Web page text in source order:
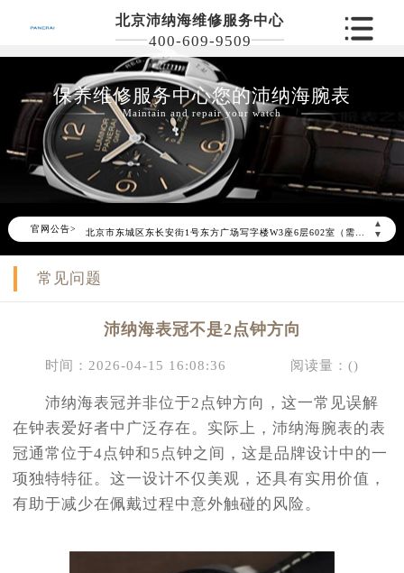
北京沛纳海维修服务中心
400-609-9509
保养维修服务中心您的沛纳海腕表
Maintain and repair your watch
官网公告>
▲
▼
2026年6月沛纳海北京市售后服务网络优化升级公告
2026年6月北京市沛纳海官方售后客户服务热线：400-609-9509
2026年6月沛纳海售后服务中心最新网点地址：
北京市朝阳区建国门外大街甲6号华熙国际中心写字楼D座11层1102室（需提前预约）
节假日正常营业！
常见问题
沛纳海表冠不是2点钟方向
时间：2026-04-15 16:08:36 阅读量：()
沛纳海表冠并非位于2点钟方向，这一常见误解
在钟表爱好者中广泛存在。实际上，沛纳海腕表的表
冠通常位于4点钟和5点钟之间，这是品牌设计中的一
项独特特征。这一设计不仅美观，还具有实用价值，
有助于减少在佩戴过程中意外触碰的风险。